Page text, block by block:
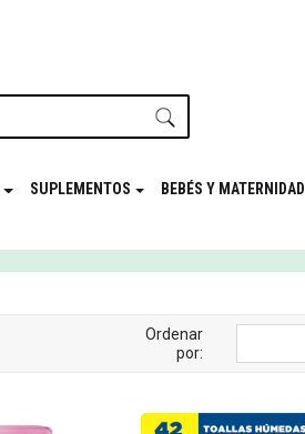
SUPLEMENTOS BEBÉS Y MATERNIDAD
Ordenar
por: